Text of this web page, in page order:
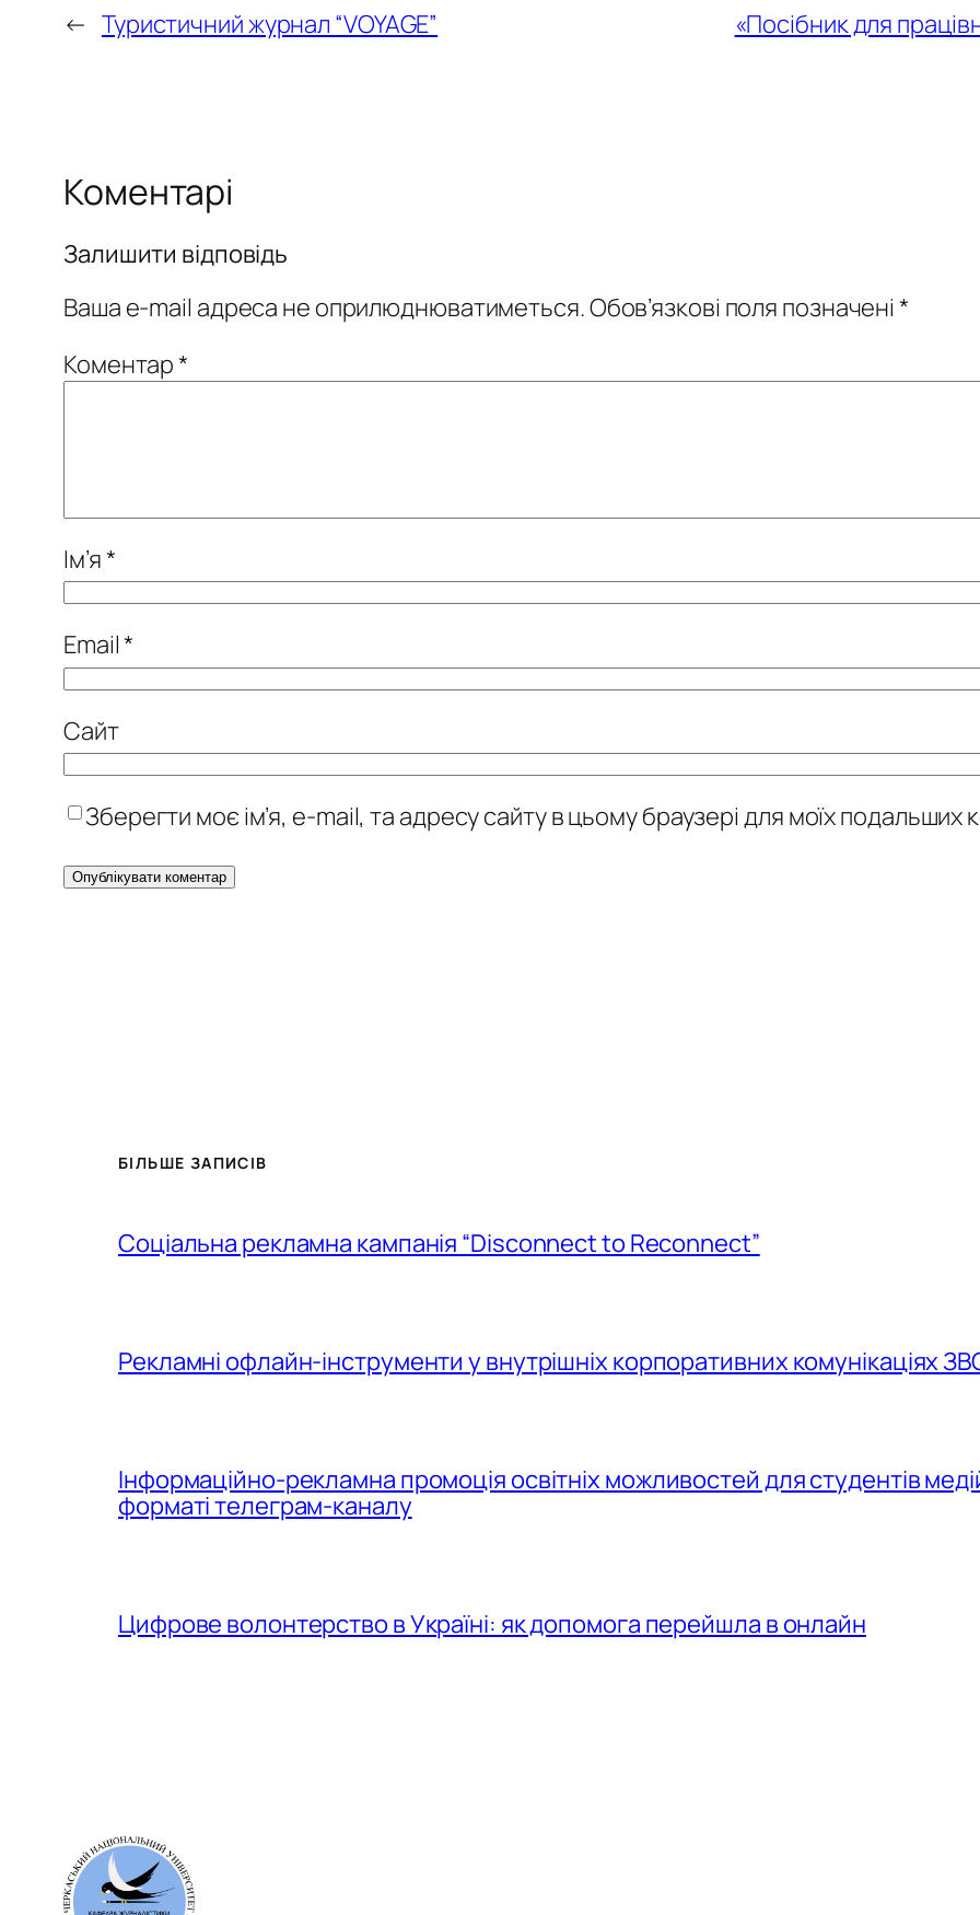
← Туристичний журнал “VOYAGE” «Посібник для
Коментарі
Залишити відповідь
Ваша e-mail адреса не оприлюднюватиметься.Обов’язкові поля позначені*
Коментар*
Ім’я*
Email*
Сайт
Зберегти моє ім’я, e-mail, та адресу сайту в цьому браузері для моїх подальших
БІЛЬШЕ ЗАПИСІВ
Соціальна рекламна кампанія “Disconnect to Reconnect”
Рекламні офлайн-інструменти у внутрішніх корпоративних комунікаціях
Інформаційно-рекламна промоція освітніх можливостей для студентів
форматі телеграм-каналу
Цифрове волонтерство в Україні: як допомога перейшла в онлайн